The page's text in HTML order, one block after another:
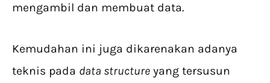
mengambil dan membuat data.
Kemudahan ini juga dikarenakan adanya
teknis pada data structure yang tersusun